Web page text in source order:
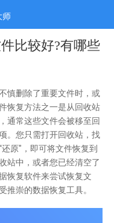
师
比较好?有哪些
慎删除了重要文件时，或
恢复方法之一是从回收站
通常这些文件会被移至回
。您只需打开回收站，找
原”，即可将文件恢复到
站中，或者您已经清空了
恢复软件来尝试恢复文
崇的数据恢复工具。